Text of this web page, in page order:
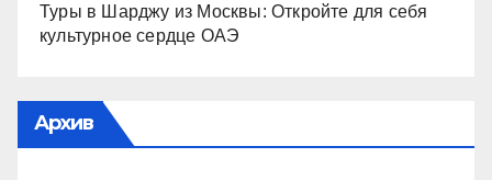
Туры в Шарджу из Москвы: Откройте для себя
культурное сердце ОАЭ
Архив